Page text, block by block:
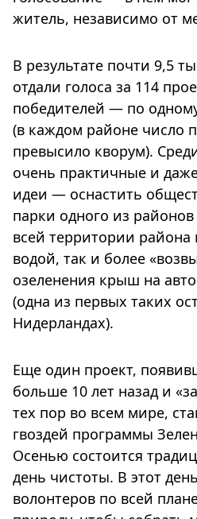
житель, независимо от
В результате почти 9,5
отдали голоса за 114
победителей — по
(в каждом районе число
превысило кворум).
очень практичные и
идеи — оснастить
парки одного из
всей территории района
водой, так и более
озеленения крыш на
(одна из первых таких
Нидерландах).
Еще один проект,
больше 10 лет назад и
тех пор во всем мире,
гвоздей программы
Осенью состоится
день чистоты. В этот
волонтеров по всей